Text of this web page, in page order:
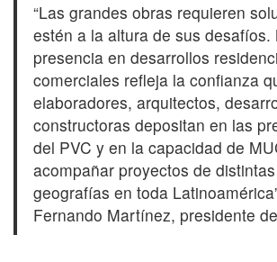
“Las grandes obras requieren
estén a la altura de sus desafíos.
presencia en desarrollos
comerciales refleja la confianza
elaboradores, arquitectos,
constructoras depositan en las
del PVC y en la capacidad de
acompañar proyectos de
geografías en toda
Fernando Martínez, presidente